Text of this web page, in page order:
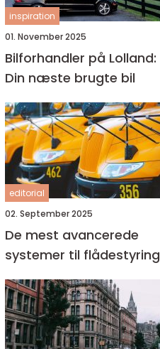
inspiration
01. November 2025
Bilforhandler på Lolland:
Din næste brugte bil
editorial
02. September 2025
De mest avancerede
systemer til flådestyring